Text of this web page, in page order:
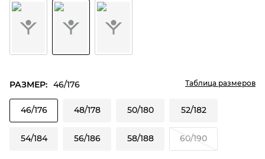
РАЗМЕР: 46/176 Таблица размеров
46/176 48/178 50/180 52/182
54/184 56/186 58/188 60/190